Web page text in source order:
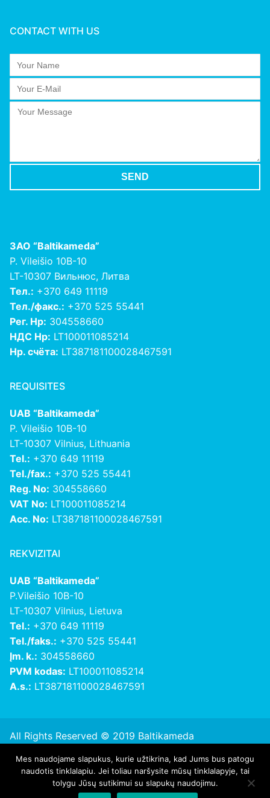
CONTACT WITH US
ЗАО “Baltikameda”
P. Vileišio 10B-10
LT-10307 Вильнюс, Литва
Тел.: +370 649 11119
Тел./факс.: +370 525 55441
Рег. Нр: 304558660
НДС Нр: LT100011085214
Нр. счёта: LT387181100028467591
REQUISITES
UAB “Baltikameda”
P. Vileišio 10B-10
LT-10307 Vilnius, Lithuania
Tel.: +370 649 11119
Tel./fax.: +370 525 55441
Reg. No: 304558660
VAT No: LT100011085214
Acc. No: LT387181100028467591
REKVIZITAI
UAB “Baltikameda”
P.Vileišio 10B-10
LT-10307 Vilnius, Lietuva
Tel.: +370 649 11119
Tel./faks.: +370 525 55441
Įm. k.: 304558660
PVM kodas: LT100011085214
A.s.: LT387181100028467591
All Rights Reserved © 2019 Baltikameda
Privatumo politika
Mes naudojame slapukus, kurie užtikrina, kad Jums bus patogu
naudotis tinklalapiu. Jei toliau naršysite mūsų tinklalapyje, tai
tolygu Jūsų sutikimui su slapukų naudojimu.